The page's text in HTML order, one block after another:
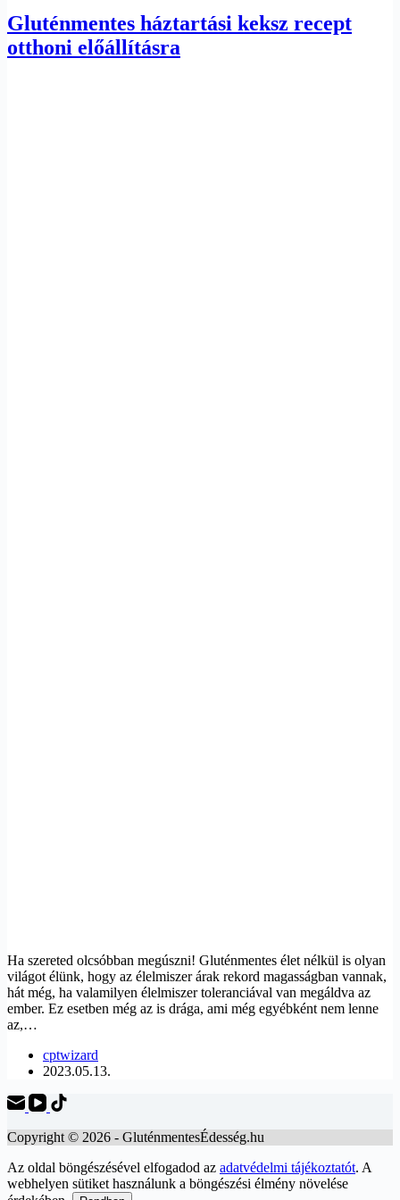
Gluténmentes háztartási keksz recept
otthoni előállításra
Ha szereted olcsóbban megúszni! Gluténmentes élet nélkül is olyan
világot élünk, hogy az élelmiszer árak rekord magasságban vannak,
hát még, ha valamilyen élelmiszer toleranciával van megáldva az
ember. Ez esetben még az is drága, ami még egyébként nem lenne
az,…
cptwizard
2023.05.13.
Copyright © 2026 - GluténmentesÉdesség.hu
Az oldal böngészésével elfogadod az adatvédelmi tájékoztatót. A
webhelyen sütiket használunk a böngészési élmény növelése